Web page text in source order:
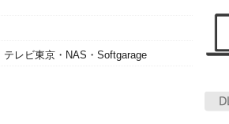
レビ東京・NAS・Softgarage